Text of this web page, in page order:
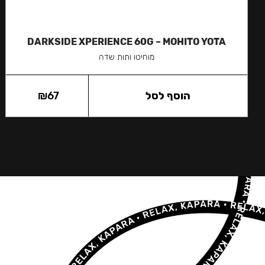
DARKSIDE XPERIENCE 60G – MOHITO YOTA
מוחיטו ותות שדה
₪67 הוסף לסל